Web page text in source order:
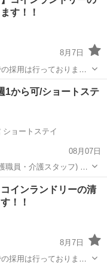
す！！
8月7日
採用は行っておりませ
ー
1から可/ショートステ
ョートステイ
08月07日
職員・介護スタッフ) パ
助、入浴介助、排泄介
給与・手当 <給与> 時給
インランドリーの清
！！
8月7日
の採用は行っておりませ